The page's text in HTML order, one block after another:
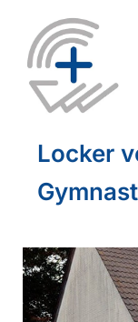
Locker